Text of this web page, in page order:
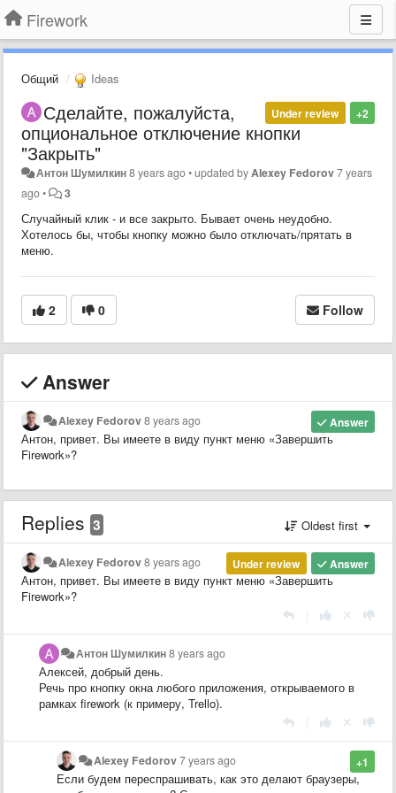
Firework
Общий Ideas
+2
Under review
Сделайте, пожалуйста,
опциональное отключение кнопки
"Закрыть"
Антон Шумилкин8 years ago•updated by Alexey Fedorov7 years
ago• 3
Случайный клик - и все закрыто. Бывает очень неудобно.
Хотелось бы, чтобы кнопку можно было отключать/прятать в
меню.
2 0 Follow
Answer
Answer
Alexey Fedorov8 years ago
Антон, привет. Вы имеете в виду пункт меню «Завершить
Firework»?
Replies 3 Oldest first
Answer
Under review
Alexey Fedorov8 years ago
Антон, привет. Вы имеете в виду пункт меню «Завершить
Firework»?
Антон Шумилкин8 years ago
Алексей, добрый день.
Речь про кнопку окна любого приложения, открываемого в
рамках firework (к примеру, Trello).
+1
Alexey Fedorov7 years ago
Если будем переспрашивать, как это делают браузеры,